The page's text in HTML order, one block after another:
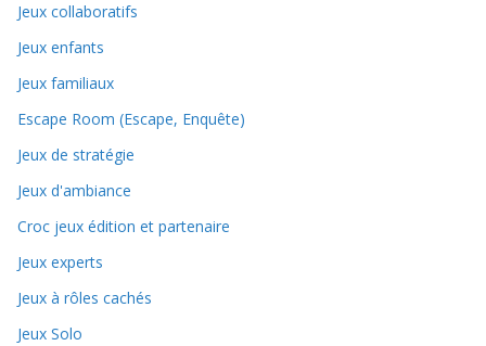
Jeux collaboratifs
Jeux enfants
Jeux familiaux
Escape Room (Escape, Enquête)
Jeux de stratégie
Jeux d'ambiance
Croc jeux édition et partenaire
Jeux experts
Jeux à rôles cachés
Jeux Solo